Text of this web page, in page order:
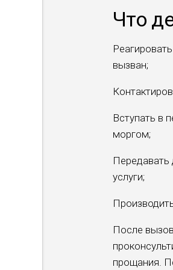
Что
вызван;
Вступать в
моргом;
услуги;
После
прощания.